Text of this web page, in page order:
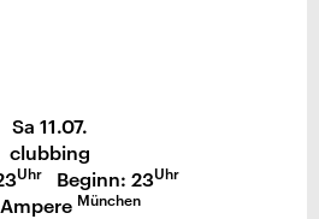
Sa 11.07.
clubbing
UhrBeginn: 23Uhr
München